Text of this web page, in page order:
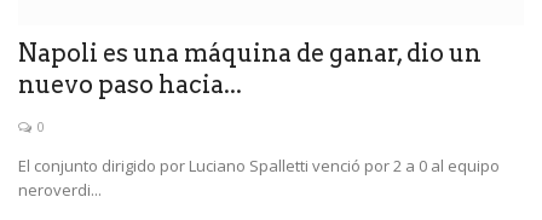
Napoli es una máquina de ganar, dio un
nuevo paso hacia...
0
El conjunto dirigido por Luciano Spalletti venció por 2 a 0 al equipo
neroverdi...